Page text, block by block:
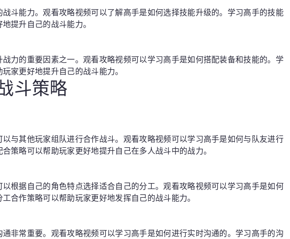
斗能力。观看攻略视频可以了解高手是如何选择技能升级的。学习高手的技能
提升自己的战斗能力。
力的重要因素之一。观看攻略视频可以学习高手是如何搭配装备和技能的。学
家更好地提升自己的战斗能力。
斗策略
与其他玩家组队进行合作战斗。观看攻略视频可以学习高手是如何与队友进行
策略可以帮助玩家更好地提升自己在多人战斗中的战力。
根据自己的角色特点选择适合自己的分工。观看攻略视频可以学习高手是如何
合作策略可以帮助玩家更好地发挥自己的战斗能力。
非常重要。观看攻略视频可以学习高手是如何进行实时沟通的。学习高手的沟